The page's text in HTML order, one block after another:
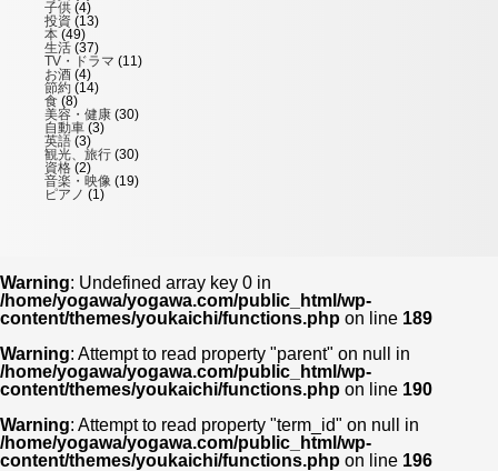
子供 (4)
投資 (13)
本 (49)
生活 (37)
TV・ドラマ (11)
お酒 (4)
節約 (14)
食 (8)
美容・健康 (30)
自動車 (3)
英語 (3)
観光、旅行 (30)
資格 (2)
音楽・映像 (19)
ピアノ (1)
Warning: Undefined array key 0 in
/home/yogawa/yogawa.com/public_html/wp-
content/themes/youkaichi/functions.php on line 189
Warning: Attempt to read property "parent" on null in
/home/yogawa/yogawa.com/public_html/wp-
content/themes/youkaichi/functions.php on line 190
Warning: Attempt to read property "term_id" on null in
/home/yogawa/yogawa.com/public_html/wp-
content/themes/youkaichi/functions.php on line 196